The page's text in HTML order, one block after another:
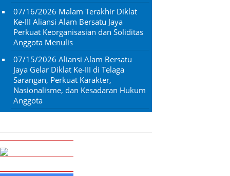
07/16/2026 Malam Terakhir Diklat
Ke-III Aliansi Alam Bersatu Jaya
Perkuat Keorganisasian dan Soliditas
Anggota Menulis
07/15/2026 Aliansi Alam Bersatu
Jaya Gelar Diklat Ke-III di Telaga
Sarangan, Perkuat Karakter,
Nasionalisme, dan Kesadaran Hukum
Anggota